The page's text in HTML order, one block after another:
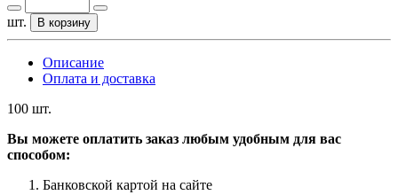
шт. В корзину
Описание
Оплата и доставка
100 шт.
Вы можете оплатить заказ любым удобным для вас
способом:
Банковской картой на сайте